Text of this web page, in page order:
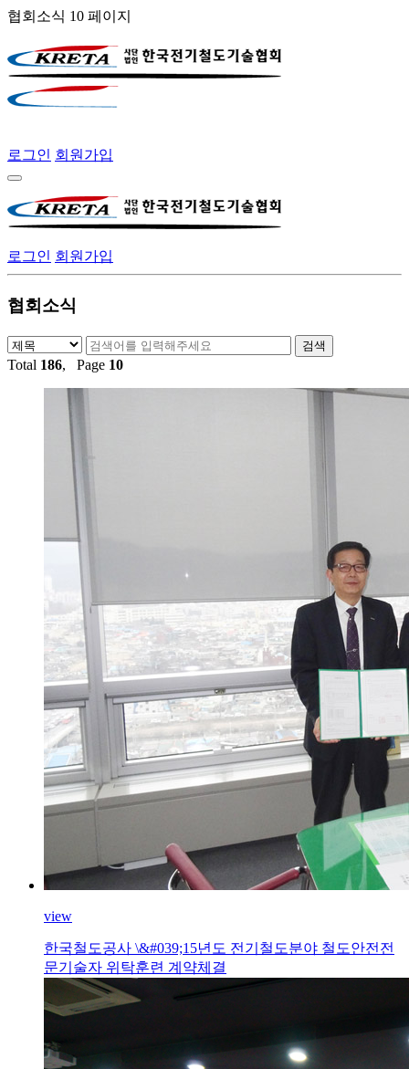
협회소식 10 페이지
로그인 회원가입
로그인 회원가입
협회소식
Total 186, Page 10
view
한국철도공사 \&#039;15년도 전기철도분야 철도안전전
문기술자 위탁훈련 계약체결